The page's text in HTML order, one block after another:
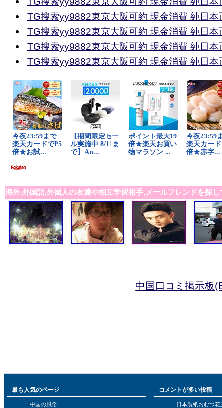
TG搜索yy9882東京大阪可約 現金消費 純日本
TG搜索yy9882東京大阪可約 現金消費 純日本
TG搜索yy9882東京大阪可約 現金消費 純日本
TG搜索yy9882東京大阪可約 現金消費 純日本
海外,外国語,外国人の友達や相互学習相手,メールフレンドを探し
中国口コミ掲示板
最も人気のページ
中国の風俗
コメントが多い投稿
日本製紙おむつ